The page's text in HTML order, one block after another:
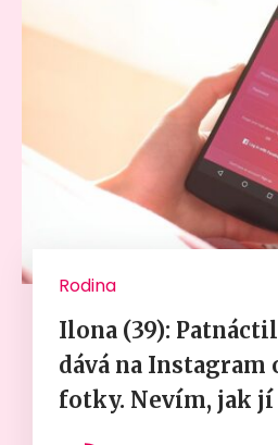
Rodina
Ilona (39):
dává na Instagram
fotky. Nevím, jak jí